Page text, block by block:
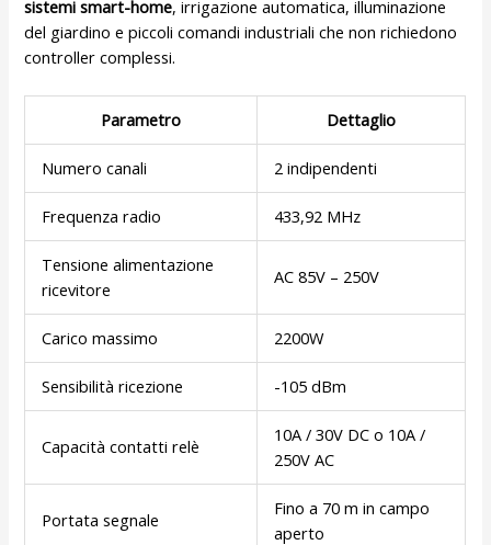
sistemi smart-home, irrigazione automatica, illuminazione
del giardino e piccoli comandi industriali che non richiedono
controller complessi.
Parametro Dettaglio
Numero canali 2 indipendenti
Frequenza radio 433,92 MHz
Tensione alimentazione
ricevitore
AC 85V – 250V
Carico massimo 2200W
Sensibilità ricezione -105 dBm
Capacità contatti relè
10A / 30V DC o 10A /
250V AC
Portata segnale
Fino a 70 m in campo
aperto